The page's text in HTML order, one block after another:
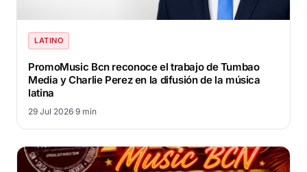
LATINO
PromoMusic Bcn reconoce el trabajo de Tumbao
Media y Charlie Perez en la difusión de la música
latina
29 Jul 2026·9 min